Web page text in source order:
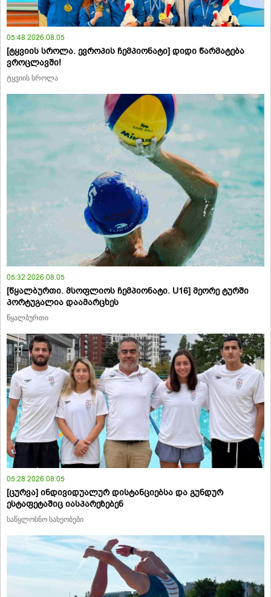
05:48 2026.08.05
[ტყვიის სროლა. ევროპის ჩემპიონატი] დიდი წარმატება
ვროცლავში!
ტყვიის სროლა
05:32 2026.08.05
[წყალბურთი. მსოფლიოს ჩემპიონატი. U16] მეორე ტურში
პორტუგალია დაამარცხეს
წყალბურთი
05:28 2026.08.05
[ცურვა] ინდივიდუალურ დისტანციებსა და გუნდურ
ესტაფეტაშიც იასპარეზებენ
საწყლოსნო სახეობები